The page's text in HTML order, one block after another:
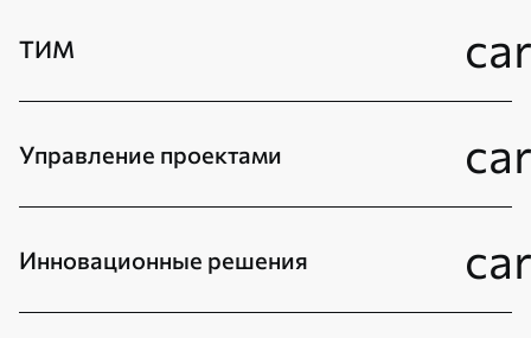
ТИМ
Управление проектами
Инновационные решения